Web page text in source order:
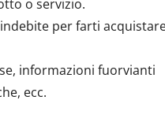
o servizio.
per farti
informazioni fuorvianti
ecc.